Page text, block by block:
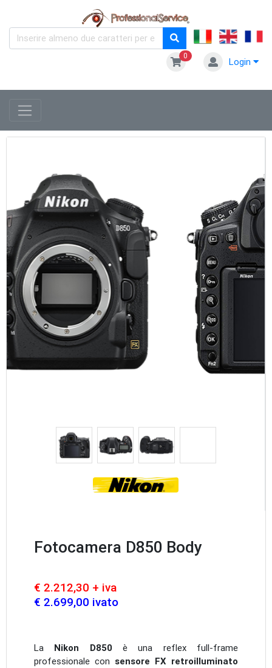
0
Login
Fotocamera D850 Body
€ 2.212,30 + iva
€ 2.699,00 ivato
La Nikon D850è una reflex full-frame
professionale con sensore FX retroilluminato